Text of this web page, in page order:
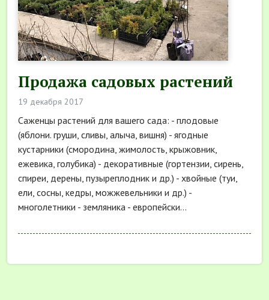
Продажа садовых растений
19 декабря 2017
Саженцы растений для вашего сада: - плодовые
(яблони. груши, сливы, алыча, вишня) - ягодные
кустарники (смородина, жимолость, крыжовник,
ежевика, голубика) - декоративные (гортензии, сирень,
спиреи, дерены, пузыреплодник и др.) - хвойные (туи,
ели, сосны, кедры, можжевельники и др.) -
многолетники - земляника - европейски...